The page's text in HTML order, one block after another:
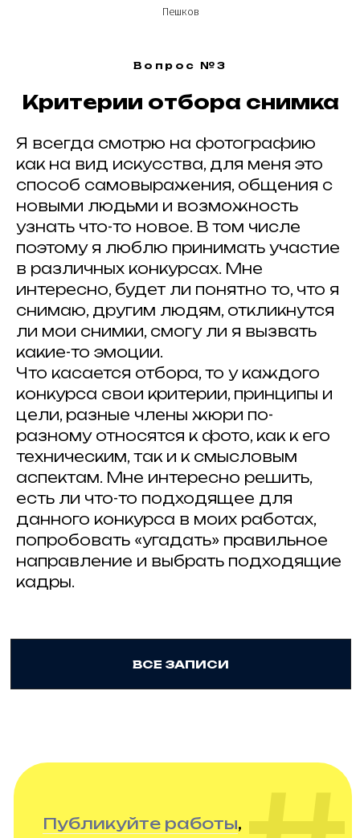
Пешков
Вопрос №3
Критерии отбора снимка
Я всегда смотрю на фотографию
как на вид искусства, для меня это
способ самовыражения, общения с
новыми людьми и возможность
узнать что-то новое. В том числе
поэтому я люблю принимать участие
в различных конкурсах. Мне
интересно, будет ли понятно то, что я
снимаю, другим людям, откликнутся
ли мои снимки, смогу ли я вызвать
какие-то эмоции.
Что касается отбора, то у каждого
конкурса свои критерии, принципы и
цели, разные члены жюри по-
разному относятся к фото, как к его
техническим, так и к смысловым
аспектам. Мне интересно решить,
есть ли что-то подходящее для
данного конкурса в моих работах,
попробовать «угадать» правильное
направление и выбрать подходящие
кадры.
Организатор: ИП Гражданкина А.А.
ОГРНИП: 316 547 600 088 950
Политика конфенденциальности
Правила и требования конкурса
© 2025 Artkoko
mail@artkoko.ru